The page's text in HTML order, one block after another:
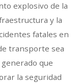
explosivo de la
y la
fatales en
transporte sea
que
la seguridad